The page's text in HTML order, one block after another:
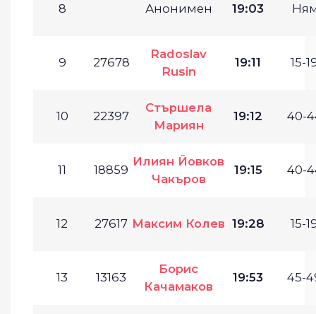
8 Анонимен 19:03
9 27678
Radoslav
Rusin
19:11 15-
10 22397
Стършела
Мариян
19:12 40-
11 18859
Илиян Йовков
Чакъров
19:15 40-
12 27617 Максим Колев 19:28 15-
13 13163
Борис
Качамаков
19:53 45-